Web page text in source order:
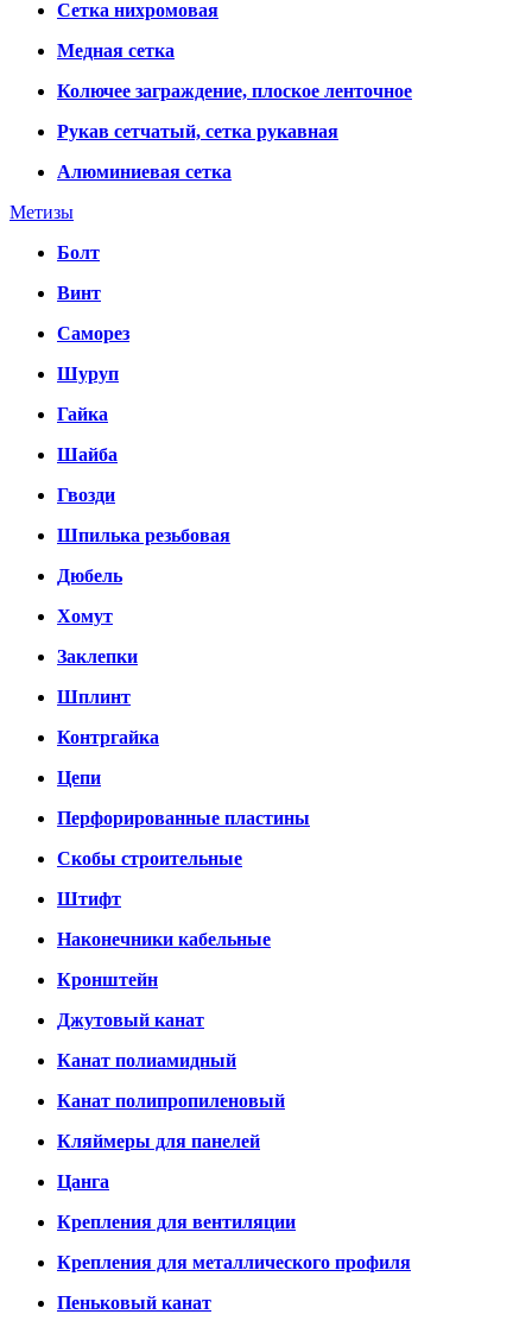
Сетка нихромовая
Медная сетка
Колючее заграждение, плоское ленточное
Рукав сетчатый, сетка рукавная
Алюминиевая сетка
Метизы
Болт
Винт
Саморез
Шуруп
Гайка
Шайба
Гвозди
Шпилька резьбовая
Дюбель
Хомут
Заклепки
Шплинт
Контргайка
Цепи
Перфорированные пластины
Скобы строительные
Штифт
Наконечники кабельные
Кронштейн
Джутовый канат
Канат полиамидный
Канат полипропиленовый
Кляймеры для панелей
Цанга
Крепления для вентиляции
Крепления для металлического профиля
Пеньковый канат